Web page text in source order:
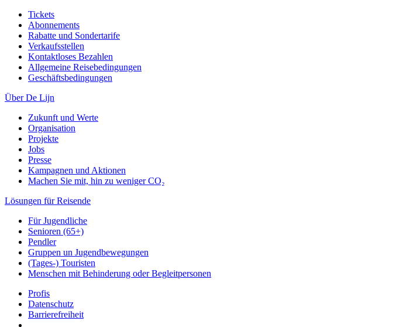
Tickets
Abonnements
Rabatte und Sondertarife
Verkaufsstellen
Kontaktloses Bezahlen
Allgemeine Reisebedingungen
Geschäftsbedingungen
Über De Lijn
Zukunft und Werte
Organisation
Projekte
Jobs
Presse
Kampagnen und Aktionen
Machen Sie mit, hin zu weniger CO₂
Lösungen für Reisende
Für Jugendliche
Senioren (65+)
Pendler
Gruppen un Jugendbewegungen
(Tages-) Touristen
Menschen mit Behinderung oder Begleitpersonen
Profis
Datenschutz
Barrierefreiheit